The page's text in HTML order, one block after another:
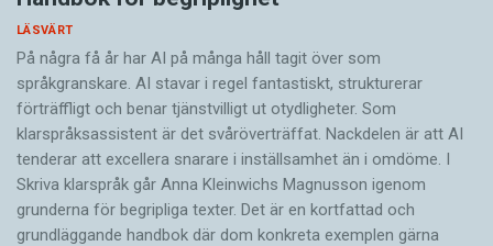
LÄSVÄRT
På några få år har AI på många håll tagit över som
språkgranskare. AI stavar i regel fantastiskt, strukturerar
förträffligt och benar tjänstvilligt ut otydligheter. Som
klarspråksassistent är det svår­överträffat. Nack­delen är att AI
tenderar att excellera snarare i inställsamhet än i omdöme. I
Skriva klarspråk går Anna Kleinwichs Magnusson igenom
grunderna för begripliga texter. Det är en kortfattad och
grundläggande handbok där dom konkreta exemplen gärna